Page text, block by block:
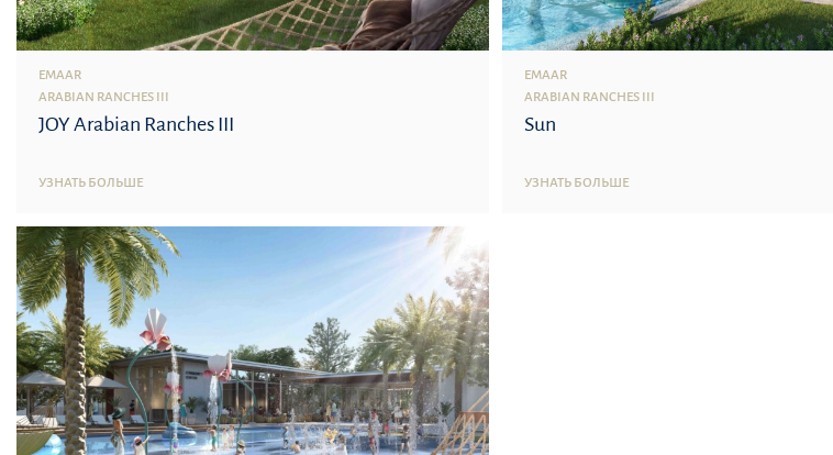
EMAAR
ARABIAN RANCHES III
JOY Arabian Ranches III
УЗНАТЬ БОЛЬШЕ
EMAAR
ARABIAN RANCHES III
Sun
УЗНАТЬ БОЛЬШЕ